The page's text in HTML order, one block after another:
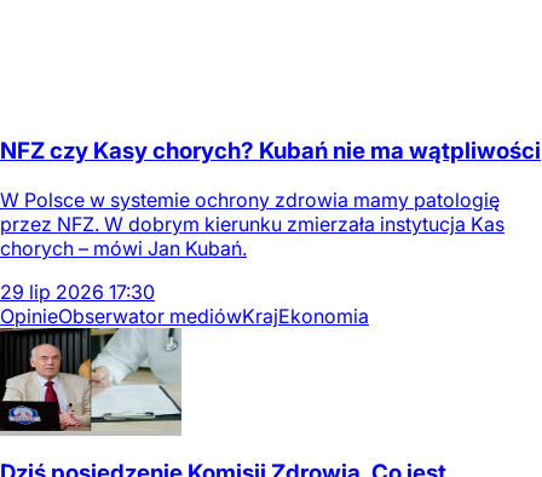
NFZ czy Kasy chorych? Kubań nie ma wątpliwości
W Polsce w systemie ochrony zdrowia mamy patologię
przez NFZ. W dobrym kierunku zmierzała instytucja Kas
chorych – mówi Jan Kubań.
29 lip 2026 17:30
OpinieObserwator mediówKrajEkonomia